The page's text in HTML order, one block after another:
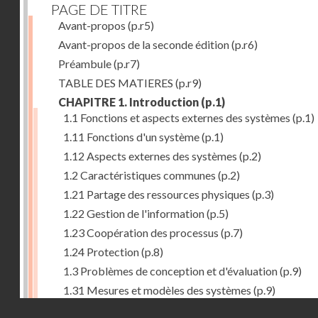
PAGE DE TITRE
Avant-propos (p.r5)
Avant-propos de la seconde édition(p.r6)
Préambule(p.r7)
TABLE DES MATIERES (p.r9)
CHAPITRE 1. Introduction (p.1)
1.1 Fonctions et aspects externes des systèmes (p.1)
1.11 Fonctions d'un système(p.1)
1.12 Aspects externes des systèmes (p.2)
1.2 Caractéristiques communes (p.2)
1.21 Partage des ressources physiques (p.3)
1.22 Gestion de l'information(p.5)
1.23 Coopération des processus (p.7)
1.24 Protection(p.8)
1.3 Problèmes de conception et d'évaluation(p.9)
1.31 Mesures et modèles des systèmes (p.9)